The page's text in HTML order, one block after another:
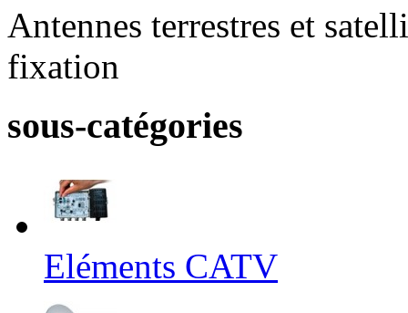
Antennes terrestres et
fixation
sous-catégories
Eléments CATV